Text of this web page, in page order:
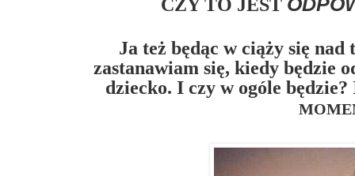
CZY TO JEST
Ja też będąc w ciąży się nad
zastanawiam się, kiedy będzie
dziecko. I czy w ogóle